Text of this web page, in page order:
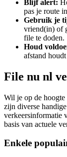
Blijf alert:
pas je route
Gebruik je
vriend(in) of
file te doden.
Houd
afstand
File nu nl
Wil je op de
zijn diverse
verkeersinformatie
basis van actuele
Enkele